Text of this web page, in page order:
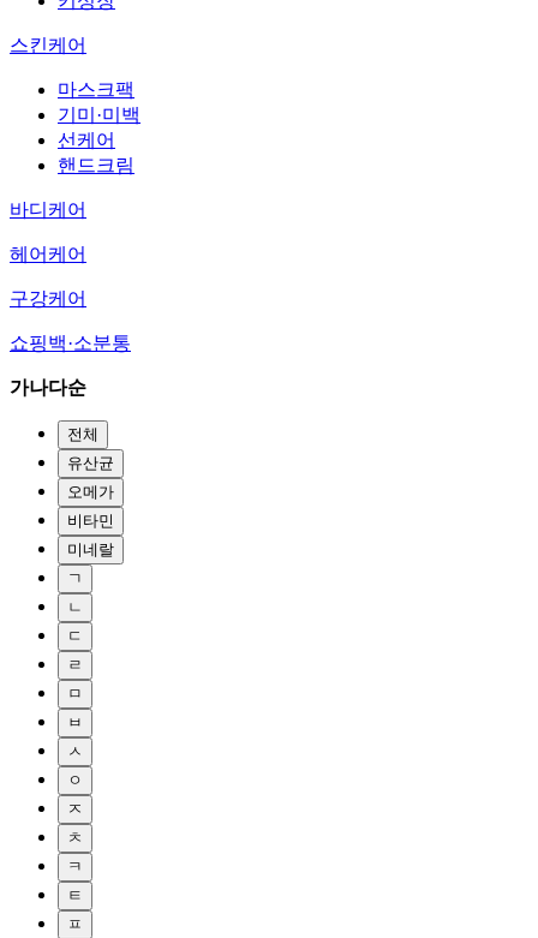
스킨케어
마스크팩
기미·미백
선케어
핸드크림
바디케어
헤어케어
구강케어
쇼핑백·소분통
가나다순
전체
유산균
오메가
비타민
미네랄
ㄱ
ㄴ
ㄷ
ㄹ
ㅁ
ㅂ
ㅅ
ㅇ
ㅈ
ㅊ
ㅋ
ㅌ
ㅍ